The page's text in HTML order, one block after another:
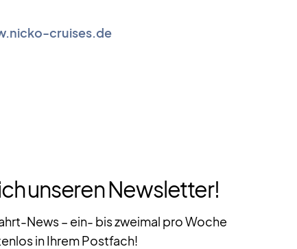
cruises.de
unseren Newsletter!
News – ein- bis zweimal pro Woche
in Ihrem Postfach!